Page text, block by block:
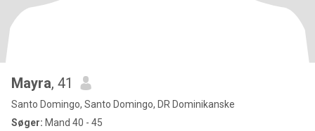
Mayra, 41
Santo Domingo, Santo Domingo, DR Dominikanske
Søger: Mand 40 - 45